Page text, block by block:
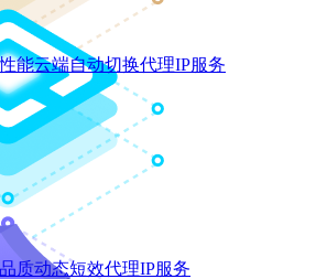
能云端自动切换代理IP服务
质动态短效代理IP服务